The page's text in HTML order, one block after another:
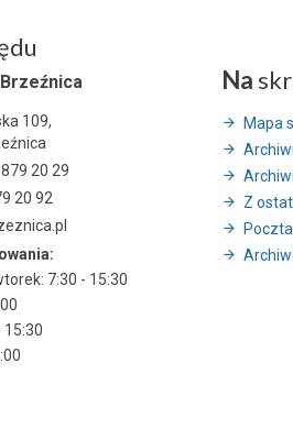
109,
879 20 29
20 92
7:30 - 15:30
15:30
Na
Mapa
Z